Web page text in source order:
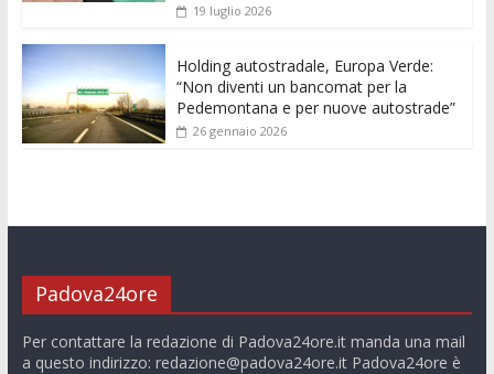
19 luglio 2026
Holding autostradale, Europa Verde:
“Non diventi un bancomat per la
Pedemontana e per nuove autostrade”
26 gennaio 2026
Padova24ore
Per contattare la redazione di Padova24ore.it manda una mail
a questo indirizzo: redazione@padova24ore.itPadova24ore è